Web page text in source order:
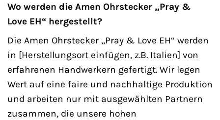
Wo werden die Amen Ohrstecker „Pray &
Love EH“ hergestellt?
Die Amen Ohrstecker „Pray & Love EH“ werden
in [Herstellungsort einfügen, z.B. Italien] von
erfahrenen Handwerkern gefertigt. Wir legen
Wert auf eine faire und nachhaltige Produktion
und arbeiten nur mit ausgewählten Partnern
zusammen, die unsere hohen